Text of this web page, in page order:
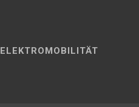
ELEKTROMOBILITÄT